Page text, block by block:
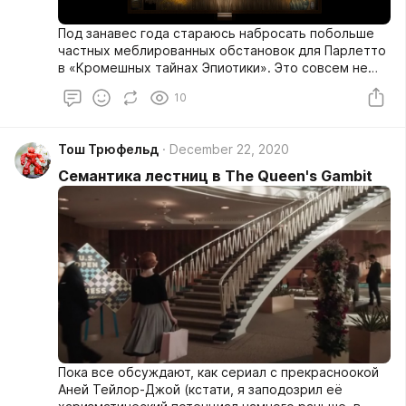
Под занавес года стараюсь набросать побольше
частных меблированных обстановок для Парлетто
в «Кромешных тайнах Эпиотики». Это совсем не
набрасывать, просто хочется уже завершить
версии.
10
Тош Трюфельд December 22, 2020
Семантика лестниц в The Queen's Gambit
Пока все обсуждают, как сериал с прекрасноокой
Аней Тейлор-Джой (кстати, я заподозрил её